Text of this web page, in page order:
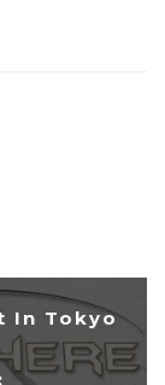
In Tokyo